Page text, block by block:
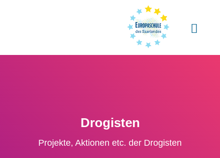
Drogisten
Projekte, Aktionen etc. der Drogisten